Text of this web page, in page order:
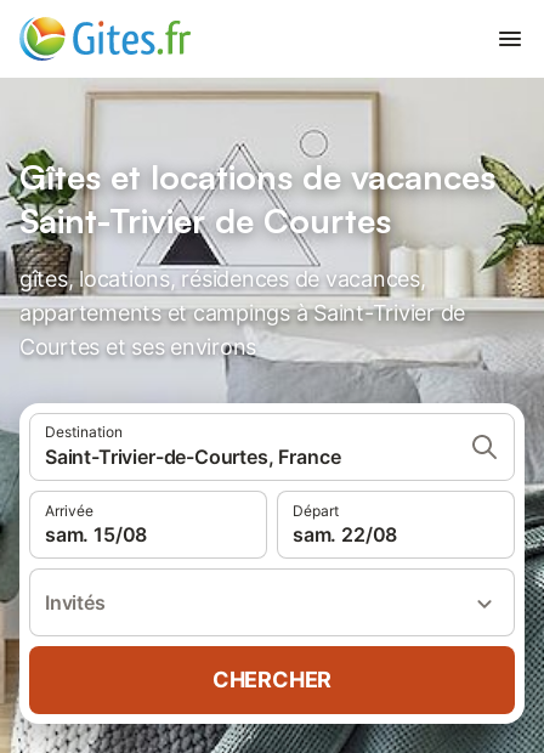
Gîtes et locations de vacances
Saint-Trivier de Courtes
gîtes, locations, résidences de vacances,
appartements et campings à Saint-Trivier de
Courtes et ses environs
Destination
Saint-Trivier-de-Courtes, France
Arrivée
sam. 15/08
Départ
sam. 22/08
Invités
CHERCHER